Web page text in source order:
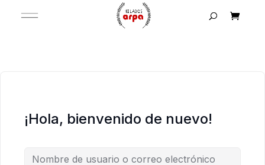
¡Hola, bienvenido de nuevo!